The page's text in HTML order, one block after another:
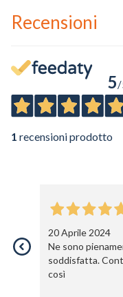
Recensioni
5/
1 recensioni prodotto
20 Aprile 2024
Ne sono
soddisfatta.
così